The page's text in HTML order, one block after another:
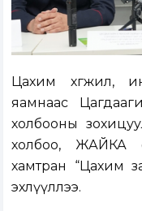
Цахим хөгжил,
яамнаас
холбооны
холбоо, ЖАЙКА
хамтран “Цахим
эхлүүллээ.